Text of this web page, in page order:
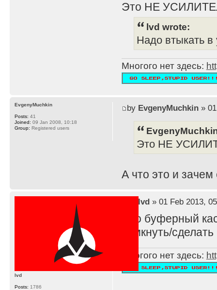
Это НЕ
lvd wrote:
Надо втыкать в
Многого нет здесь:
by EvgenyMuchkin» 01
Это НЕ
А что это и
EvgenyMuchkin
Posts: 41
Joined: 09 Jan 2008, 10:18
Group: Registered users
lvd» 01 Feb 2013,
Это буферный
замкнуть/
Многого нет здесь:
lvd
Posts: 1786